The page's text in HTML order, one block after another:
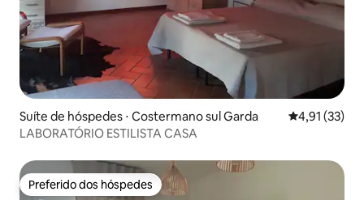
Suíte de hóspedes ⋅ Costermano sul Garda 4,91 de uma
4,91 (33)
LABORATÓRIO ESTILISTA CASA
Preferido dos hóspedes
Preferido dos hóspedes